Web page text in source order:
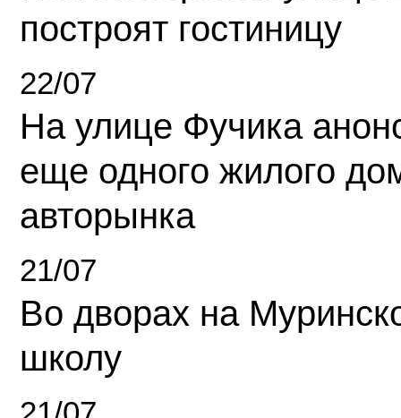
построят гостиницу
22/07
На улице Фучика
еще одного жилого
авторынка
21/07
Во дворах на
школу